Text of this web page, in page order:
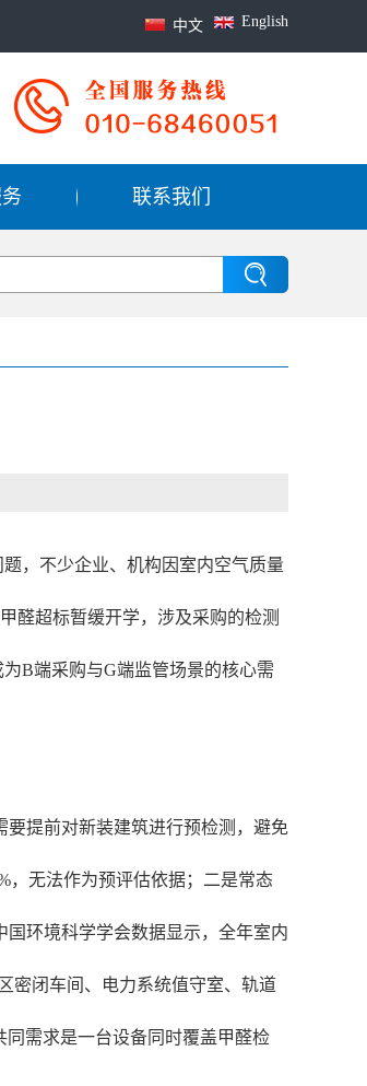
English
中文
联系我们
，不少企业、机构因室内空气质量
醛超标暂缓开学，涉及采购的检测
B端采购与G端监管场景的核心需
提前对新装建筑进行预检测，避免
，无法作为预评估依据；二是常态
环境科学学会数据显示，全年室内
密闭车间、电力系统值守室、轨道
需求是一台设备同时覆盖甲醛检